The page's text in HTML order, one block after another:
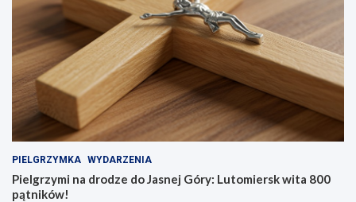
PIELGRZYMKA WYDARZENIA
Pielgrzymi na drodze do Jasnej Góry: Lutomiersk wita 800
pątników!